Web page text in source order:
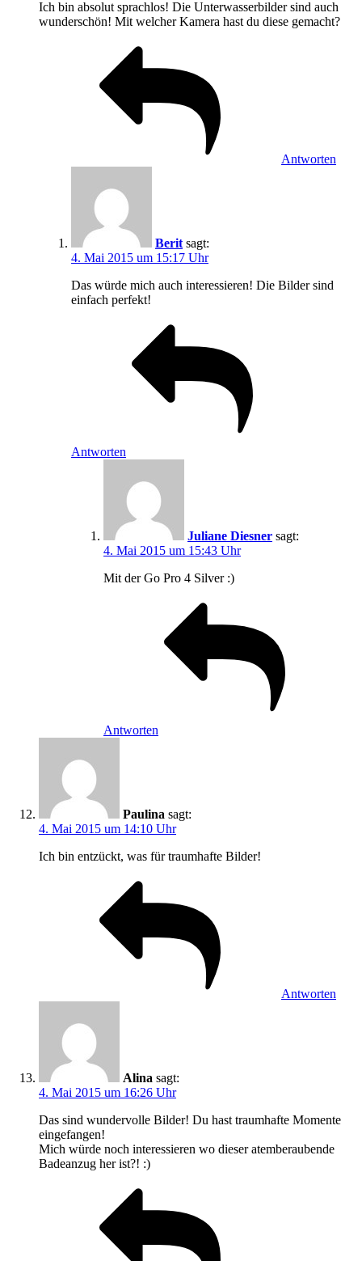
Ich bin absolut sprachlos! Die Unterwasserbilder sind auch
wunderschön! Mit welcher Kamera hast du diese gemacht?
Antworten
Berit sagt:
4. Mai 2015 um 15:17 Uhr
Das würde mich auch interessieren! Die Bilder sind
einfach perfekt!
Antworten
Juliane Diesner sagt:
4. Mai 2015 um 15:43 Uhr
Mit der Go Pro 4 Silver :)
Antworten
Paulina sagt:
4. Mai 2015 um 14:10 Uhr
Ich bin entzückt, was für traumhafte Bilder!
Antworten
Alina sagt:
4. Mai 2015 um 16:26 Uhr
Das sind wundervolle Bilder! Du hast traumhafte Momente
eingefangen!
Mich würde noch interessieren wo dieser atemberaubende
Badeanzug her ist?! :)